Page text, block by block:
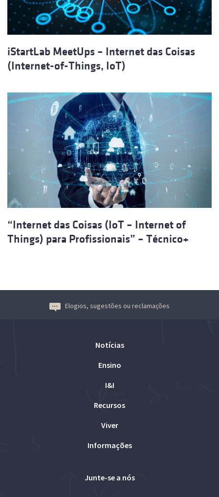
iStartLab MeetUps – Internet das Coisas
(Internet-of-Things, IoT)
“Internet das Coisas (IoT – Internet of
Things) para Profissionais” – Técnico+
Elogios, sugestões ou reclamações
Notícias
Ensino
I&I
Recursos
Viver
Informações
Junte-se a nós